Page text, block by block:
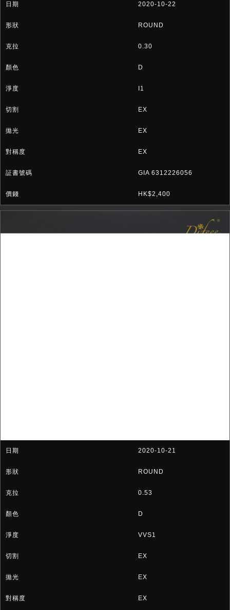
2020-10-22
ROUND
0.30
D
I1
EX
EX
EX
GIA 6312226056
HK$2,400
2020-10-21
ROUND
0.53
D
VVS1
EX
EX
EX